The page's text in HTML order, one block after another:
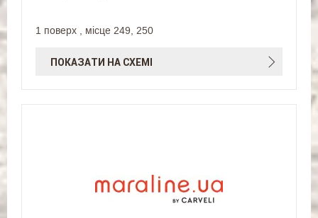
1 поверх , місце 249, 250
ПОКАЗАТИ НА СХЕМІ